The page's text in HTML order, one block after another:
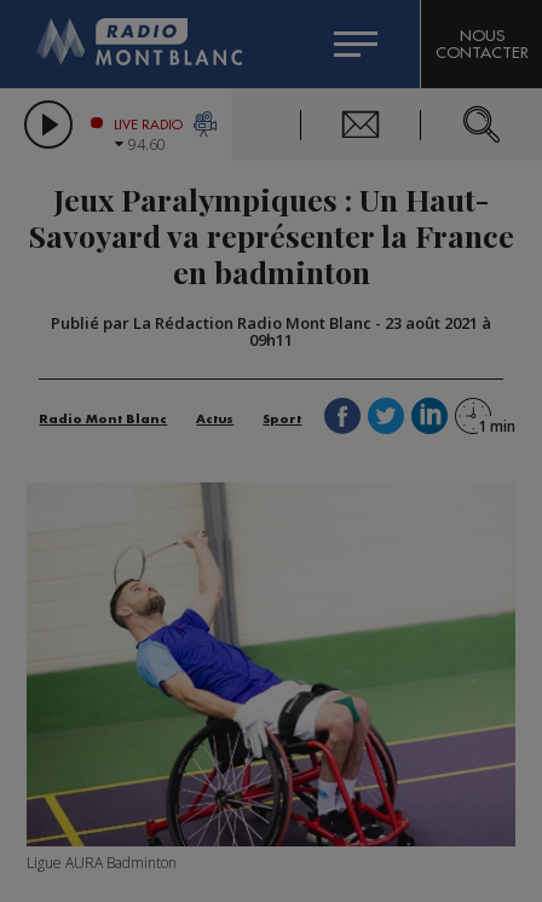
LES CHRONIQUES DE L'EXPERT
CITIZEN MACHINERY
GRAND MASSIF DOMAINES SKIABLES
BIGARD
COMPAGNIE DU MONT-BLANC
NOUS
CONTACTER
LIVE RADIO
94.60
Jeux Paralympiques : Un Haut-
Savoyard va représenter la France
en badminton
Publié par La Rédaction Radio Mont Blanc - 23 août 2021 à
09h11
Radio Mont Blanc Actus Sport
Ligue AURA Badminton